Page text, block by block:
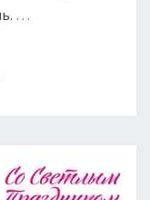
…
ДАЛЕЕ